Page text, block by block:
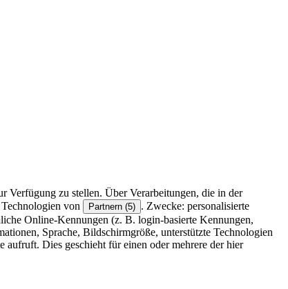
Verfügung zu stellen. Über Verarbeitungen, die in der
von Partnern (5) . Zwecke: personalisierte
Online-Kennungen (z. B. login-basierte Kennungen,
Sprache, Bildschirmgröße, unterstützte Technologien
aufruft. Dies geschieht für einen oder mehrere der hier